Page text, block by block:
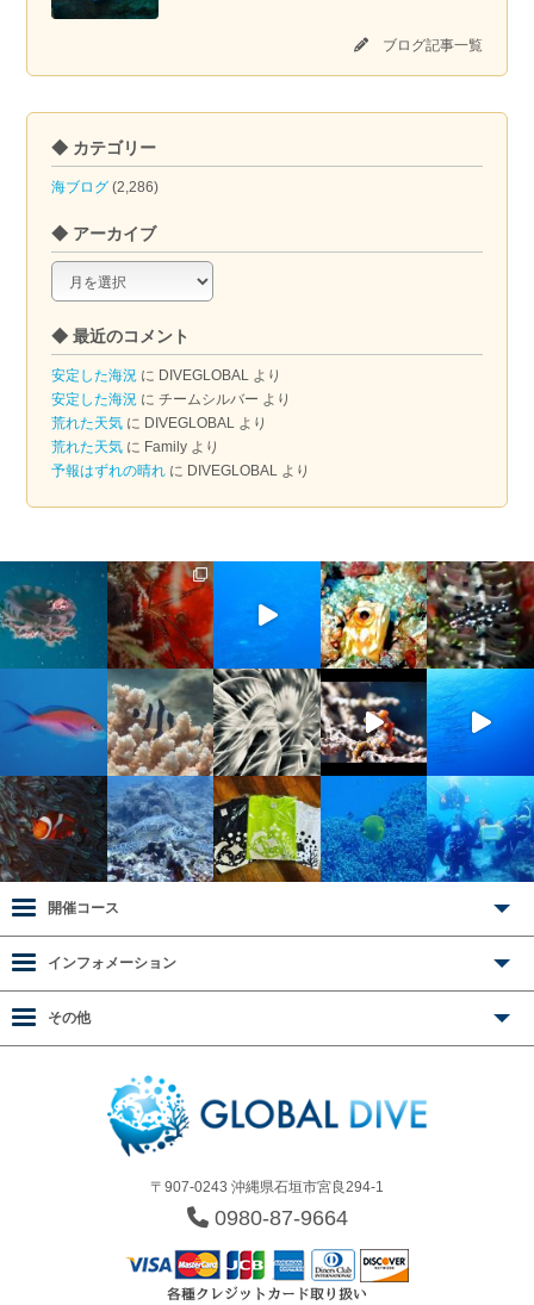
ブログ記事一覧
◆ カテゴリー
海ブログ (2,286)
◆ アーカイブ
ア
カ
イ
ブ
◆ 最近のコメント
安定した海況 に DIVEGLOBAL より
安定した海況 にチームシルバー より
荒れた天気 に DIVEGLOBAL より
荒れた天気 に Family より
予報はずれの晴れ に DIVEGLOBAL より
〒907-0243 沖縄県石垣市宮良294-1
0980-87-9664
開催コース
インフォメーション
その他